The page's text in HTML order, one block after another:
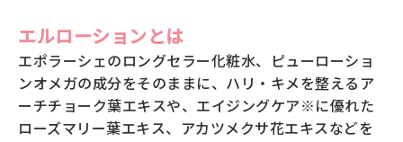
返品・交換・キャンセルについて
よくあるご質問
エルローションとは
エポラーシェのロングセラー化粧水、ピューローショ
ンオメガの成分をそのままに、ハリ・キメを整えるア
ーチチョーク葉エキスや、エイジングケア※に優れた
ローズマリー葉エキス、アカツメクサ花エキスなどを